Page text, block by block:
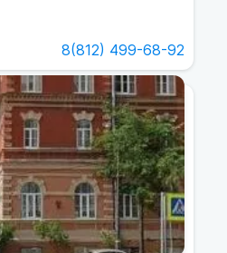
8(812) 499-68-92